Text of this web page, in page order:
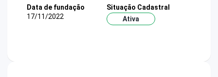
Data de fundação
17/11/2022
Situação Cadastral
Ativa